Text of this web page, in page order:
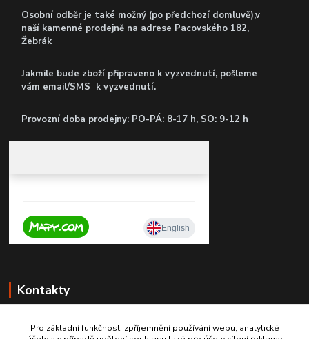
Osobní odběr je také možný (po předchozí domluvě),v
naší kamenné prodejně na adrese Pacovského 182,
Žebrák
Jakmile bude zboží připraveno k vyzvednutí, pošleme
vám email/SMS k vyzvednutí.
Provozní doba prodejny: PO-PÁ: 8-17 h, SO: 9-12 h
Kontakty
Pro základní funkčnost, zpříjemnění používání webu, analytické